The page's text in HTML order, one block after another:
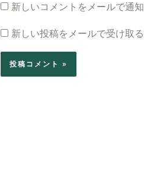
新しいコメントをメールで通知
新しい投稿をメールで受け取る